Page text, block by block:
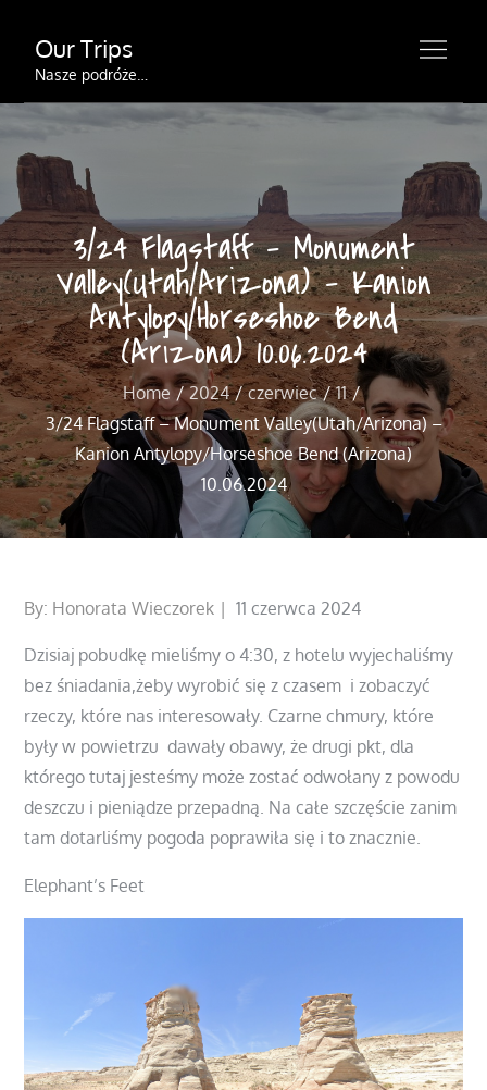
content
Our Trips
Nasze podróże…
3/24 Flagstaff – Monument
Valley(Utah/Arizona) – Kanion
Antylopy/Horseshoe Bend
(Arizona) 10.06.2024
Home 2024 czerwiec
11
3/24 Flagstaff – Monument Valley(Utah/Arizona) –
Kanion Antylopy/Horseshoe Bend (Arizona)
10.06.2024
By: Honorata Wieczorek
Posted
11 czerwca 2024
Dzisiaj pobudkę mieliśmy o 4:30, z hotelu wyjechaliśmy
bez śniadania,żeby wyrobić się z czasem i zobaczyć
rzeczy, które nas interesowały. Czarne chmury, które
były w powietrzu dawały obawy, że drugi pkt, dla
którego tutaj jesteśmy może zostać odwołany z powodu
deszczu i pieniądze przepadną. Na całe szczęście zanim
tam dotarliśmy pogoda poprawiła się i to znacznie.
Elephant’s Feet